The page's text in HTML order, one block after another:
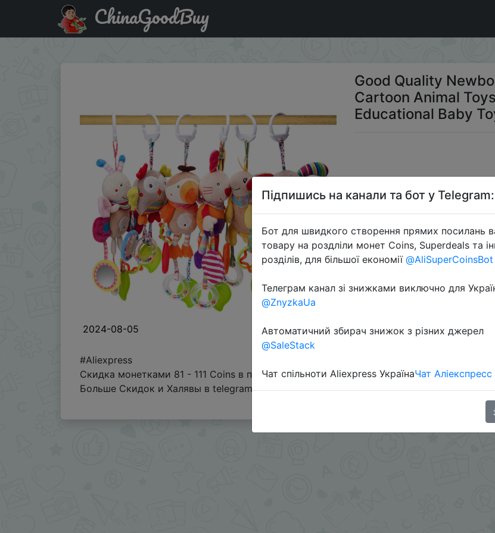
Знижка на Good Quality Newborn Baby Rattles Plush Stroller Cartoon Animal Toys Baby Mobiles Hanging
ChinaGoodBuy
2024-08-05
Good Quality
Cartoon Animal
Educational Baby
#Aliexpress
Скидка монетками 81 - 111 Coins в приложении.
Больше Скидок и Халявы в telegramt.me/%2B8jHVizJO6XY3M2Qy
Підпишись на канали та бот у Telegram:
Бот для швидкого створення прямих посилань
товару на роздліли монет Coins, Superdeals та
розділів, для більшої економії @AliSuperCoinsBot
Телеграм канал зі знижками виключно для
@ZnyzkaUa
Автоматичний збирач знижок з різних джерел
@SaleStack
Чат спільноти Aliexpress УкраїнаЧат Аліекспресс